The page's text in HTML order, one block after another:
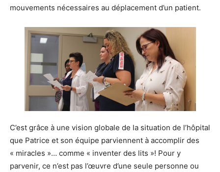
mouvements nécessaires au déplacement d’un patient.
C’est grâce à une vision globale de la situation de l’hôpital
que Patrice et son équipe parviennent à accomplir des
« miracles »… comme « inventer des lits »! Pour y
parvenir, ce n’est pas l’œuvre d’une seule personne ou